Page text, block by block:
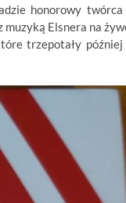
honorowy
Elsnera na
trzepotały